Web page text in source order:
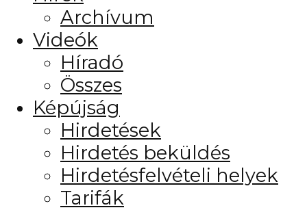
Archívum
Videók
Híradó
Összes
Képújság
Hirdetések
Hirdetés beküldés
Hirdetésfelvételi helyek
Tarifák